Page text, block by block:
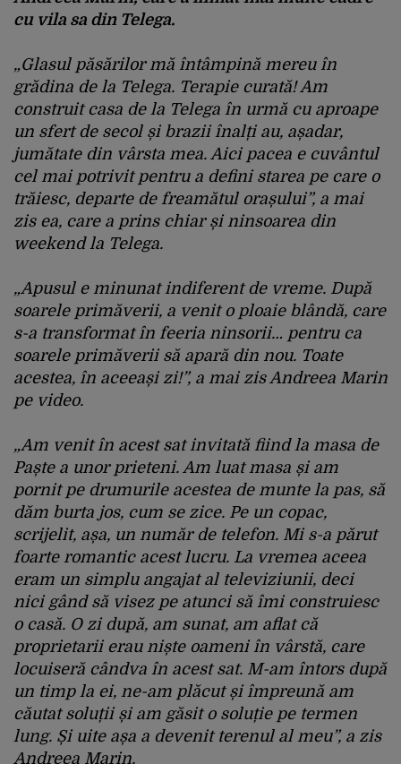
cu vila sa din Telega.
„Glasul păsărilor mă întâmpină mereu în
grădina de la Telega. Terapie curată! Am
construit casa de la Telega în urmă cu aproape
un sfert de secol și brazii înalți au, așadar,
jumătate din vârsta mea. Aici pacea e cuvântul
cel mai potrivit pentru a defini starea pe care o
trăiesc, departe de freamătul orașului”, a mai
zis ea, care a prins chiar și ninsoarea din
weekend la Telega.
„Apusul e minunat indiferent de vreme. După
soarele primăverii, a venit o ploaie blândă, care
s-a transformat în feeria ninsorii… pentru ca
soarele primăverii să apară din nou. Toate
acestea, în aceeași zi!”, a mai zis Andreea Marin
pe video.
„Am venit în acest sat invitată fiind la masa de
Paște a unor prieteni. Am luat masa și am
pornit pe drumurile acestea de munte la pas, să
dăm burta jos, cum se zice. Pe un copac,
scrijelit, așa, un număr de telefon. Mi s-a părut
foarte romantic acest lucru. La vremea aceea
eram un simplu angajat al televiziunii, deci
nici gând să visez pe atunci să îmi construiesc
o casă. O zi după, am sunat, am aflat că
proprietarii erau niște oameni în vârstă, care
locuiseră cândva în acest sat. M-am întors după
un timp la ei, ne-am plăcut și împreună am
căutat soluții și am găsit o soluție pe termen
lung. Și uite așa a devenit terenul al meu”, a zis
Andreea Marin.